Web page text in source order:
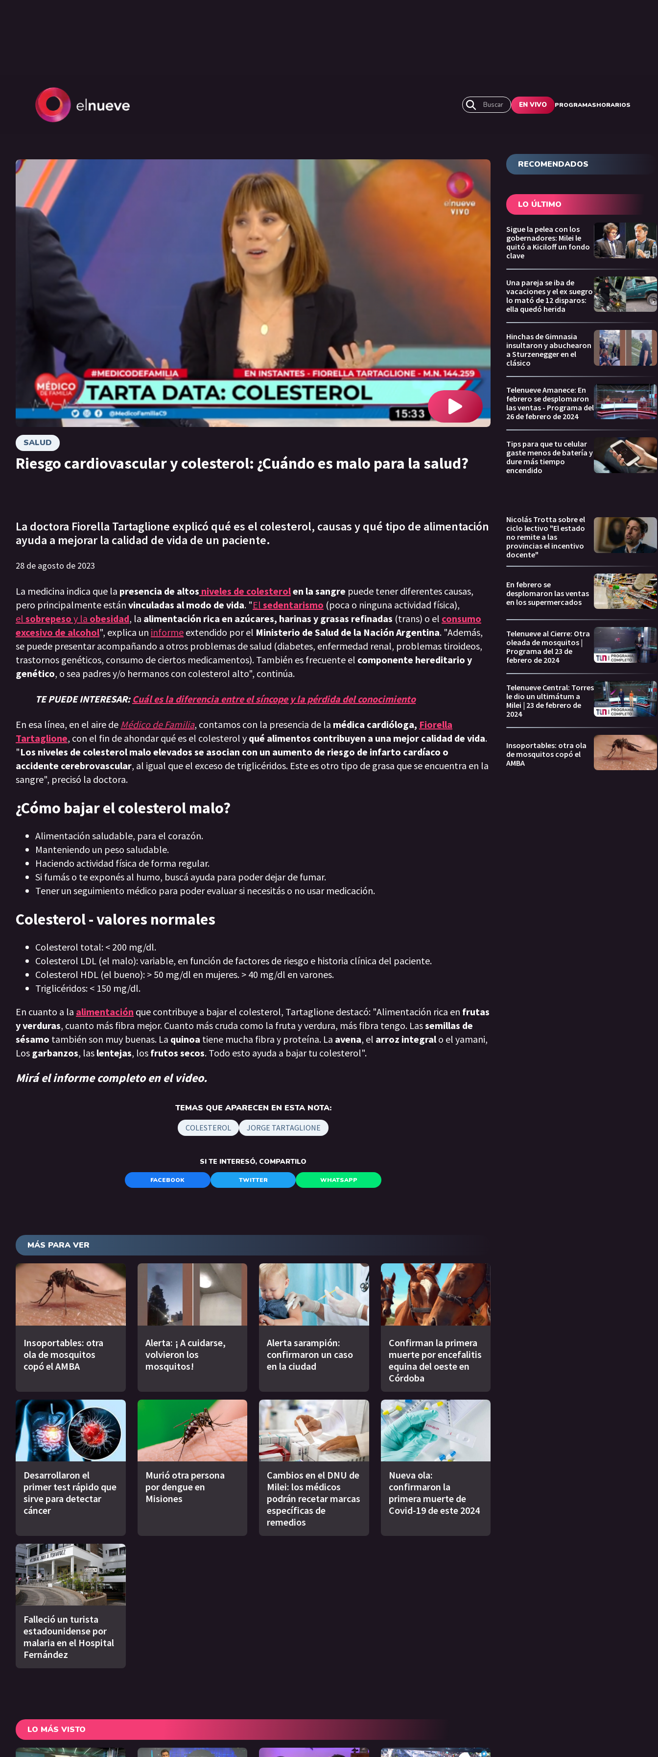
Buscar EN VIVO PROGRAMASHORARIOS
SALUD
Riesgo cardiovascular y colesterol: ¿Cuándo es malo para la salud?
La doctora Fiorella Tartaglione explicó qué es el colesterol, causas y qué tipo de alimentación
ayuda a mejorar la calidad de vida de un paciente.
28 de agosto de 2023
La medicina indica que la presencia de altos niveles de colesterolen la sangre puede tener diferentes causas,
pero principalmente están vinculadas al modo de vida. "El sedentarismo (poca o ninguna actividad física),
el sobrepeso y la obesidad, la alimentación rica en azúcares, harinas y grasas refinadas (trans) o el consumo
excesivo de alcohol", explica un informe extendido por el Ministerio de Salud de la Nación Argentina. "Además,
se puede presentar acompañando a otros problemas de salud (diabetes, enfermedad renal, problemas tiroideos,
trastornos genéticos, consumo de ciertos medicamentos). También es frecuente el componente hereditario y
genético, o sea padres y/o hermanos con colesterol alto", continúa.
TE PUEDE INTERESAR: Cuál es la diferencia entre el síncope y la pérdida del conocimiento
En esa línea, en el aire de Médico de Familia, contamos con la presencia de la médica cardióloga, Fiorella
Tartaglione, con el fin de ahondar qué es el colesterol y qué alimentos contribuyen a una mejor calidad de vida.
"Los niveles de colesterol malo elevados se asocian con un aumento de riesgo de infarto cardíaco o
accidente cerebrovascular, al igual que el exceso de triglicéridos. Este es otro tipo de grasa que se encuentra en la
sangre", precisó la doctora.
¿Cómo bajar el colesterol malo?
Alimentación saludable, para el corazón.
Manteniendo un peso saludable.
Haciendo actividad física de forma regular.
Si fumás o te exponés al humo, buscá ayuda para poder dejar de fumar.
Tener un seguimiento médico para poder evaluar si necesitás o no usar medicación.
Colesterol - valores normales
Colesterol total: < 200 mg/dl.
Colesterol LDL (el malo): variable, en función de factores de riesgo e historia clínica del paciente.
Colesterol HDL (el bueno): > 50 mg/dl en mujeres. > 40 mg/dl en varones.
Triglicéridos: < 150 mg/dl.
En cuanto a la alimentación que contribuye a bajar el colesterol, Tartaglione destacó: "Alimentación rica en frutas
y verduras, cuanto más fibra mejor. Cuanto más cruda como la fruta y verdura, más fibra tengo. Lassemillas de
sésamo también son muy buenas. La quinoa tiene mucha fibra y proteína. La avena, el arroz integralo el yamani,
Los garbanzos, las lentejas, los frutos secos. Todo esto ayuda a bajar tu colesterol".
Mirá el informe completo en el video.
TEMAS QUE APARECEN EN ESTA NOTA:
COLESTEROL JORGE TARTAGLIONE
SI TE INTERESÓ, COMPARTILO
FACEBOOK TWITTER WHATSAPP
MÁS PARA VER
Insoportables: otra
ola de mosquitos
copó el AMBA
Alerta: ¡ A cuidarse,
volvieron los
mosquitos!
Alerta sarampión:
confirmaron un caso
en la ciudad
Confirman la primera
muerte por encefalitis
equina del oeste en
Córdoba
Desarrollaron el
primer test rápido que
sirve para detectar
cáncer
Murió otra persona
por dengue en
Misiones
Cambios en el DNU de
Milei: los médicos
podrán recetar marcas
específicas de
remedios
Nueva ola:
confirmaron la
primera muerte de
Covid-19 de este 2024
Falleció un turista
estadounidense por
malaria en el Hospital
Fernández
LO MÁS VISTO
RECOMENDADOS
LO ÚLTIMO
Sigue la pelea con los
gobernadores: Milei le
quitó a Kiciloff un fondo
clave
Una pareja se iba de
vacaciones y el ex suegro
lo mató de 12 disparos:
ella quedó herida
Hinchas de Gimnasia
insultaron y abuchearon
a Sturzenegger en el
clásico
Telenueve Amanece: En
febrero se desplomaron
las ventas - Programa del
26 de febrero de 2024
Tips para que tu celular
gaste menos de batería y
dure más tiempo
encendido
Nicolás Trotta sobre el
ciclo lectivo "El estado
no remite a las
provincias el incentivo
docente"
En febrero se
desplomaron las ventas
en los supermercados
Telenueve al Cierre: Otra
oleada de mosquitos |
Programa del 23 de
febrero de 2024
Telenueve Central: Torres
le dio un ultimátum a
Milei | 23 de febrero de
2024
Insoportables: otra ola
de mosquitos copó el
AMBA